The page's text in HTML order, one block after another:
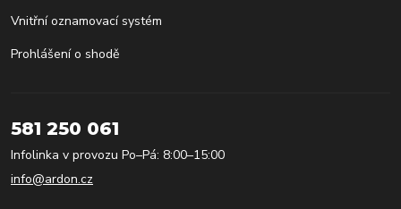
Vnitřní oznamovací systém
Prohlášení o shodě
581 250 061
Infolinka v provozu Po–Pá: 8:00–15:00
info@ardon.cz